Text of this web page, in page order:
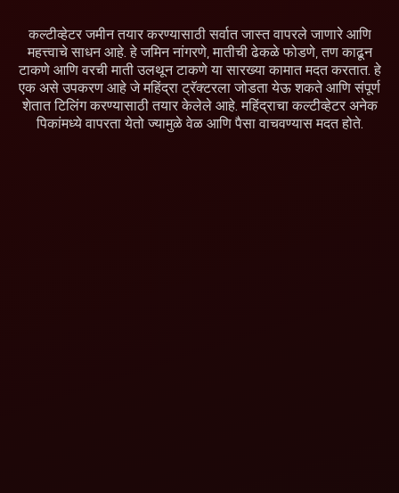
कल्टीव्हेटर जमीन तयार करण्यासाठी सर्वात जास्त वापरले जाणारे आणि
महत्त्वाचे साधन आहे. हे जमिन नांगरणे, मातीची ढेकळे फोडणे, तण काढून
टाकणे आणि वरची माती उलथून टाकणे या सारख्या कामात मदत करतात. हे
एक असे उपकरण आहे जे महिंद्रा ट्रॅक्टरला जोडता येऊ शकते आणि संपूर्ण
शेतात टिलिंग करण्यासाठी तयार केलेले आहे. महिंद्राचा कल्टीव्हेटर अनेक
पिकांमध्ये वापरता येतो ज्यामुळे वेळ आणि पैसा वाचवण्यास मदत होते.